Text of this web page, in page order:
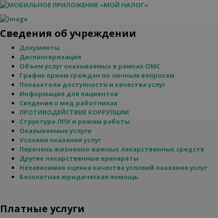
Сведения об учреждении
Документы
Диспансеризация
Объем услуг оказываемых в рамках ОМС
График прием граждан по личным вопросам
Показатели доступности и качества услуг
Информация для пациентов
Сведения о мед.работниках
ПРОТИВОДЕЙСТВИЕ КОРРУПЦИИ
Структура ЛПУ и режим работы
Оказываемые услуги
Условия оказания услуг
Перечень жизненно-важных лекарственных средств
Другие лекарственные препараты
Независимая оценка качества условий оказания услуг
Бесплатная юридическая помощь
Платные услуги